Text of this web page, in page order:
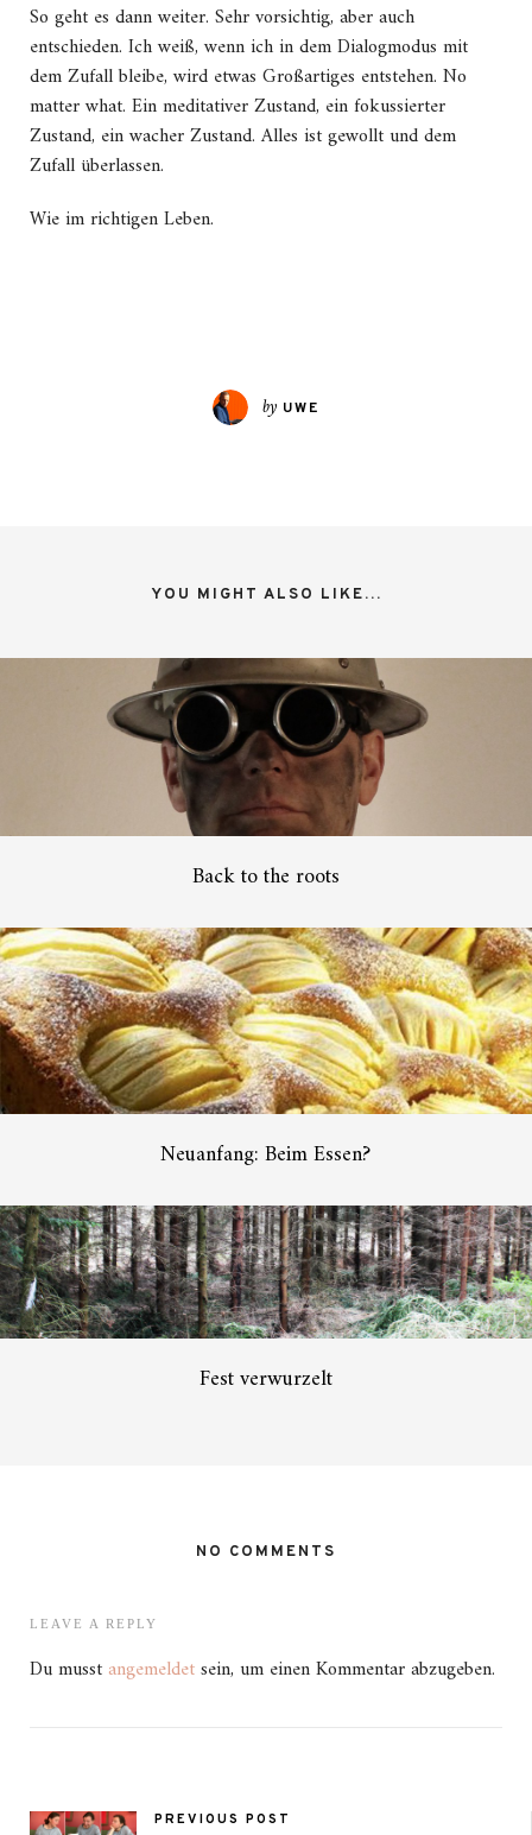
So geht es dann weiter. Sehr vorsichtig, aber auch
entschieden. Ich weiß, wenn ich in dem Dialogmodus mit
dem Zufall bleibe, wird etwas Großartiges entstehen. No
matter what. Ein meditativer Zustand, ein fokussierter
Zustand, ein wacher Zustand. Alles ist gewollt und dem
Zufall überlassen.
Wie im richtigen Leben.
by UWE
YOU MIGHT ALSO LIKE...
Back to the roots
Neuanfang: Beim Essen?
Fest verwurzelt
NO COMMENTS
LEAVE A REPLY
Du musst angemeldetsein, um einen Kommentar abzugeben.
PREVIOUS POST